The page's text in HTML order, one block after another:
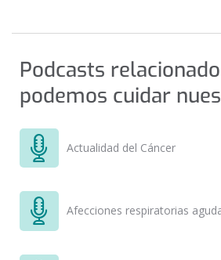
Podcasts
podemos cuidar
Actualidad del Cáncer
Afecciones respiratorias